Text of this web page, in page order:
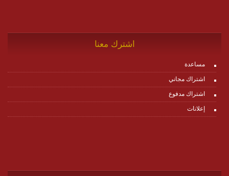
اشترك معنا
مساعدة
اشتراك مجاني
اشتراك مدفوع
إعلانات